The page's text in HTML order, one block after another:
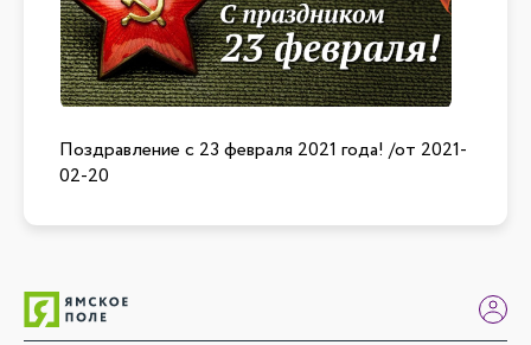
Поздравление с 23 февраля 2021 года! /от 2021-
02-20